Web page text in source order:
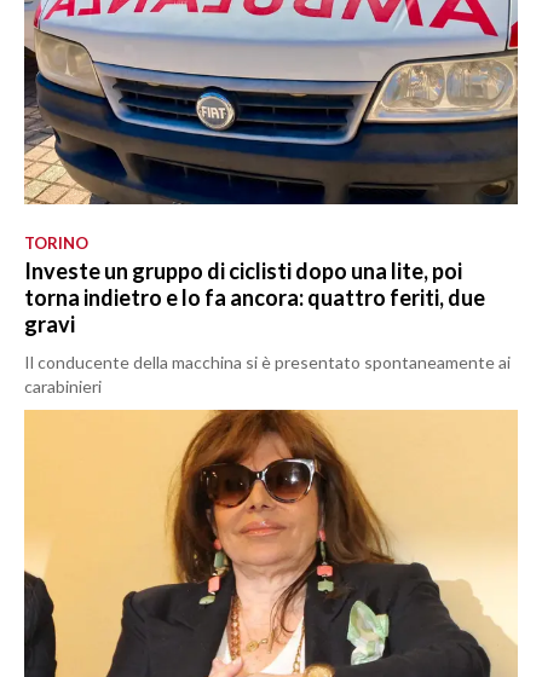
TORINO
Investe un gruppo di ciclisti dopo una lite, poi
torna indietro e lo fa ancora: quattro feriti, due
gravi
Il conducente della macchina si è presentato spontaneamente ai
carabinieri